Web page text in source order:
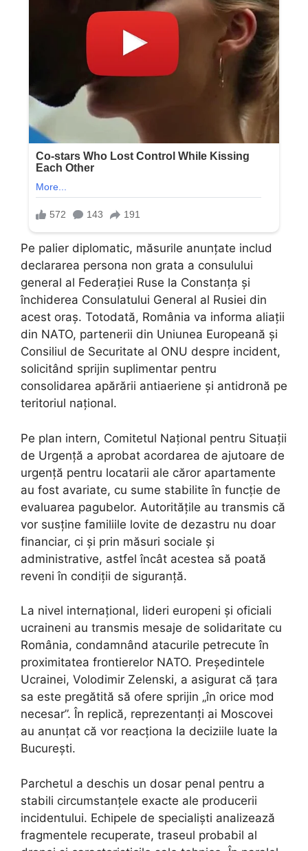
Pe palier diplomatic, măsurile anunțate includ
declararea persona non grata a consulului
general al Federației Ruse la Constanța și
închiderea Consulatului General al Rusiei din
acest oraș. Totodată, România va informa aliații
din NATO, partenerii din Uniunea Europeană și
Consiliul de Securitate al ONU despre incident,
solicitând sprijin suplimentar pentru
consolidarea apărării antiaeriene și antidronă pe
teritoriul național.
Pe plan intern, Comitetul Național pentru Situații
de Urgență a aprobat acordarea de ajutoare de
urgență pentru locatarii ale căror apartamente
au fost avariate, cu sume stabilite în funcție de
evaluarea pagubelor. Autoritățile au transmis că
vor susține familiile lovite de dezastru nu doar
financiar, ci și prin măsuri sociale și
administrative, astfel încât acestea să poată
reveni în condiții de siguranță.
La nivel internațional, lideri europeni și oficiali
ucraineni au transmis mesaje de solidaritate cu
România, condamnând atacurile petrecute în
proximitatea frontierelor NATO. Președintele
Ucrainei, Volodimir Zelenski, a asigurat că țara
sa este pregătită să ofere sprijin „în orice mod
necesar”. În replică, reprezentanți ai Moscovei
au anunțat că vor reacționa la deciziile luate la
București.
Parchetul a deschis un dosar penal pentru a
stabili circumstanțele exacte ale producerii
incidentului. Echipele de specialiști analizează
fragmentele recuperate, traseul probabil al